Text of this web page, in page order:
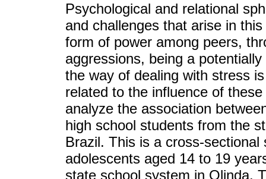
Psychological and relational
and challenges that arise in
form of power among peers,
aggressions, being a
the way of dealing with stress
related to the influence of
analyze the association
high school students from the
Brazil. This is a cross-
adolescents aged 14 to 19
state school system in Olinda.